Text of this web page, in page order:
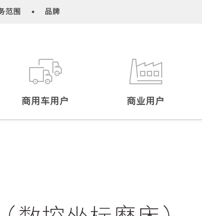
范围 • 品牌
商用车用户 商业用户